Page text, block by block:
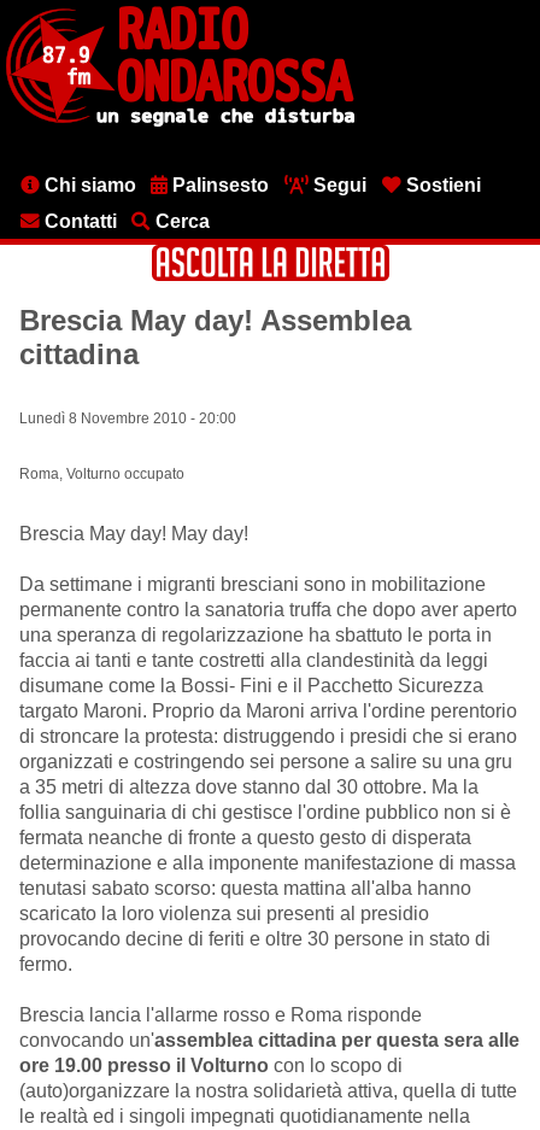
contenuto
principale
MenuChi siamo Palinsesto Segui
Sostieni
Contatti
Cerca
Brescia May day! Assemblea
cittadina
Lunedì 8 Novembre 2010 - 20:00
Roma, Volturno occupato
Brescia May day! May day!
Da settimane i migranti bresciani sono in mobilitazione
permanente contro la sanatoria truffa che dopo aver aperto
una speranza di regolarizzazione ha sbattuto le porta in
faccia ai tanti e tante costretti alla clandestinità da leggi
disumane come la Bossi- Fini e il Pacchetto Sicurezza
targato Maroni. Proprio da Maroni arriva l'ordine perentorio
di stroncare la protesta: distruggendo i presidi che si erano
organizzati e costringendo sei persone a salire su una gru
a 35 metri di altezza dove stanno dal 30 ottobre. Ma la
follia sanguinaria di chi gestisce l'ordine pubblico non si è
fermata neanche di fronte a questo gesto di disperata
determinazione e alla imponente manifestazione di massa
tenutasi sabato scorso: questa mattina all'alba hanno
scaricato la loro violenza sui presenti al presidio
provocando decine di feriti e oltre 30 persone in stato di
fermo.
Brescia lancia l'allarme rosso e Roma risponde
convocando un'assemblea cittadina per questa sera alle
ore 19.00 presso il Volturno con lo scopo di
(auto)organizzare la nostra solidarietà attiva, quella di tutte
le realtà ed i singoli impegnati quotidianamente nella